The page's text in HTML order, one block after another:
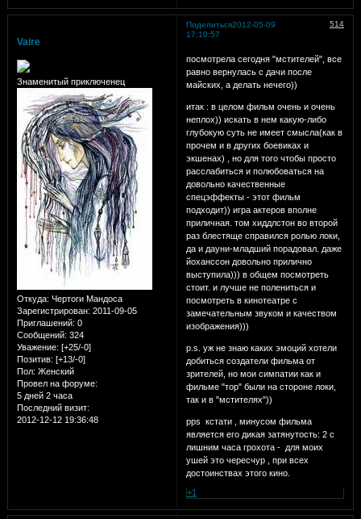
Поделиться 514
2012-05-09
17:10:57
Vaire
Знаменитый приключенец
Откуда: Чертоги Мандоса
Зарегистрирован: 2011-09-05
Приглашений: 0
Сообщений: 324
Уважение: [+25/-0]
Позитив: [+13/-0]
Пол: Женский
Провел на форуме:
5 дней 2 часа
Последний визит:
2012-12-12 19:36:48
посмотрела сегодня "мстителей", все
равно вернулась с дачи после
майских, а делать нечего))
итак : в целом фильм очень и очень
неплох)) искать в нем какую-либо
глубокую суть не имеет смысла(как в
прочем и в других боевиках и
экшенах) , но для того чтобы просто
расслабиться и полюбоваться на
довольно качественные
спецэффекты - этот фильм
подходит)) игра актеров вполне
приличная. том хиддлстон во второй
раз блестяще справился ролью локи,
да и дауни-младший порадовал. даже
йоханссон довольно прилично
выступила))) в общем посмотреть
стоит. и лучше не полениться и
посмотреть в кинотеатре с
замечательным звуком и качеством
изображения)))
p.s. уж не знаю каких эмоций хотели
добиться создатели фильма от
зрителей, но мои симпатии как и
фильме "тор" были на стороне локи,
так и в "мстителях"))
pps кстати , минусом фильма
является его дикая затянутость: 2 с
лишним часа грохота - для моих
ушей это чересчур , при всех
достоинствах этого кино.
+1